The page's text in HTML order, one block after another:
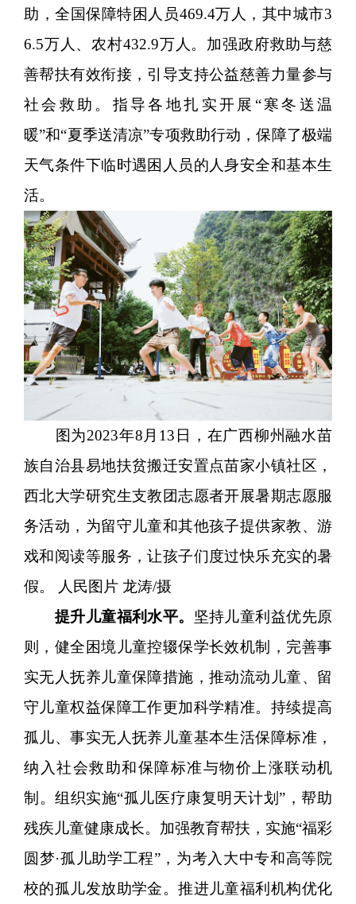
助，全国保障特困人员469.4万人，其中城市3
6.5万人、农村432.9万人。加强政府救助与慈
善帮扶有效衔接，引导支持公益慈善力量参与
社会救助。指导各地扎实开展“寒冬送温
暖”和“夏季送清凉”专项救助行动，保障了极端
天气条件下临时遇困人员的人身安全和基本生
活。
图为2023年8月13日，在广西柳州融水苗
族自治县易地扶贫搬迁安置点苗家小镇社区，
西北大学研究生支教团志愿者开展暑期志愿服
务活动，为留守儿童和其他孩子提供家教、游
戏和阅读等服务，让孩子们度过快乐充实的暑
假。 人民图片 龙涛/摄
提升儿童福利水平。
坚持儿童利益优先原
则，健全困境儿童控辍保学长效机制，完善事
实无人抚养儿童保障措施，推动流动儿童、留
守儿童权益保障工作更加科学精准。持续提高
孤儿、事实无人抚养儿童基本生活保障标准，
纳入社会救助和保障标准与物价上涨联动机
制。组织实施“孤儿医疗康复明天计划”，帮助
残疾儿童健康成长。加强教育帮扶，实施“福彩
圆梦·孤儿助学工程”，为考入大中专和高等院
校的孤儿发放助学金。推进儿童福利机构优化